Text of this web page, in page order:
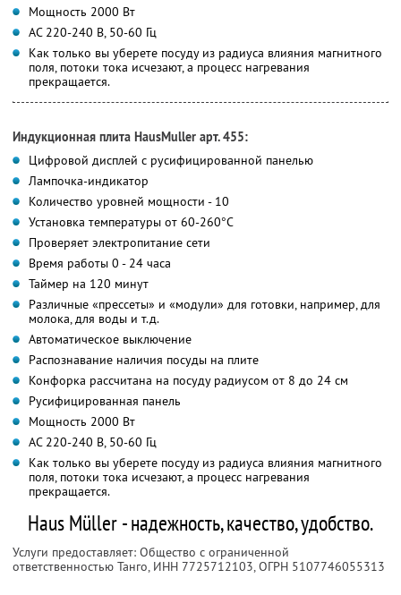
Мощность 2000 Вт
АС 220-240 В, 50-60 Гц
Как только вы уберете посуду из радиуса влияния магнитного
поля, потоки тока исчезают, а процесс нагревания
прекращается.
Индукционная плита HausMuller арт. 455:
Цифровой дисплей c русифицированной панелью
Лампочка-индикатор
Количество уровней мощности - 10
Установка температуры от 60-260°C
Проверяет электропитание сети
Время работы 0 - 24 часа
Таймер на 120 минут
Различные «прессеты» и «модули» для готовки, например, для
молока, для воды и т.д.
Автоматическое выключение
Распознавание наличия посуды на плите
Конфорка рассчитана на посуду радиусом от 8 до 24 см
Русифицированная панель
Мощность 2000 Вт
АС 220-240 В, 50-60 Гц
Как только вы уберете посуду из радиуса влияния магнитного
поля, потоки тока исчезают, а процесс нагревания
прекращается.
Haus Müller - надежность, качество, удобство.
Услуги предоставляет: Общество с ограниченной
ответственностью Танго, ИНН 7725712103, ОГРН 5107746055313